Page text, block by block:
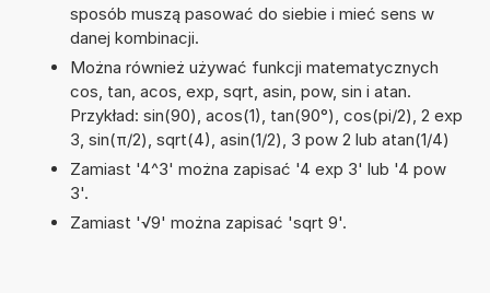
sposób muszą pasować do siebie i mieć sens w
danej kombinacji.
Można również używać funkcji matematycznych
cos, tan, acos, exp, sqrt, asin, pow, sin i atan.
Przykład: sin(90), acos(1), tan(90°), cos(pi/2), 2 exp
3, sin(π/2), sqrt(4), asin(1/2), 3 pow 2 lub atan(1/4)
Zamiast '4^3' można zapisać '4 exp 3' lub '4 pow
3'.
Zamiast '√9' można zapisać 'sqrt 9'.